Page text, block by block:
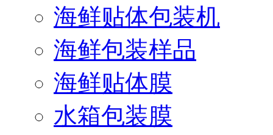
海鲜贴体包装机
海鲜包装样品
海鲜贴体膜
水箱包装膜